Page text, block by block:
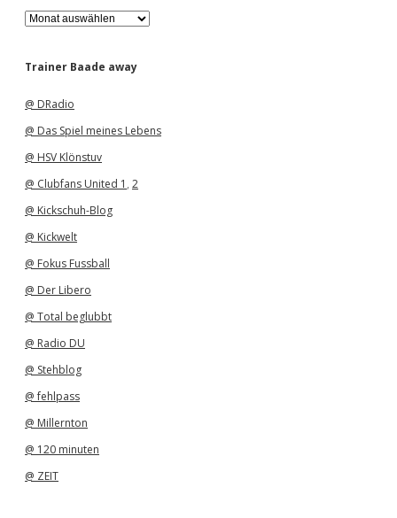
A
r
h
Trainer Baade away
@ DRadio
@ Das Spiel meines Lebens
@ HSV Klönstuv
@ Clubfans United 1 , 2
@ Kickschuh-Blog
@ Kickwelt
@ Fokus Fussball
@ Der Libero
@ Total beglubbt
@ Radio DU
@ Stehblog
@ fehlpass
@ Millernton
@ 120 minuten
@ ZEIT